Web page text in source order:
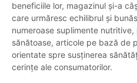
beneficiile lor, magazinul și-a
care urmăresc echilibrul și
numeroase suplimente
sănătoase, articole pe bază de
orientate spre susținerea
cerințe ale consumatorilor.